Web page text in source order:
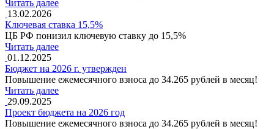
Читать далее
13.02.2026
Ключевая ставка 15,5%
ЦБ РФ понизил ключевую ставку до 15,5%
Читать далее
01.12.2025
Бюджет на 2026 г. утвержден
Повышение ежемесячного взноса до 34.265 рублей в месяц!
Читать далее
29.09.2025
Проект бюджета на 2026 год
Повышение ежемесячного взноса до 34.265 рублей в месяц!